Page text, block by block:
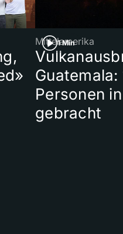
1 Min
Mittelamerika
Guatemala:
Personen
gebracht